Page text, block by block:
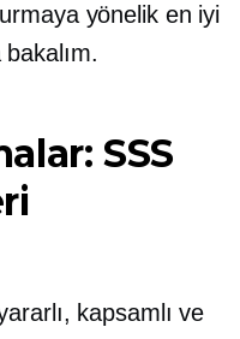
yönelik en iyi
SSS
kapsamlı ve